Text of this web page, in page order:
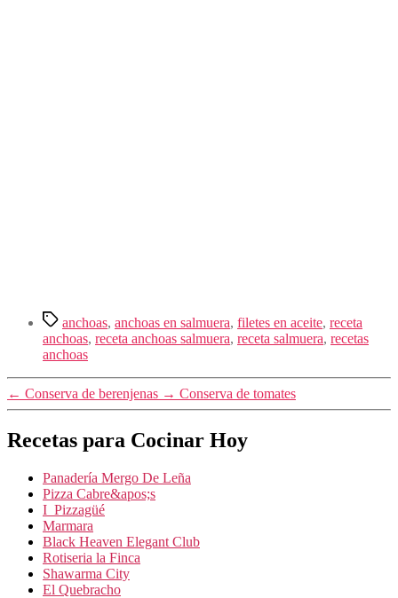
Etiquetas
anchoas, anchoas en salmuera, filetes en aceite, receta
anchoas, receta anchoas salmuera, receta salmuera, recetas
anchoas
← Conserva de berenjenas → Conserva de tomates
Recetas para Cocinar Hoy
Panadería Mergo De Leña
Pizza Cabre&apos;s
I ️ Pizzagüé
Marmara
Black Heaven Elegant Club
Rotiseria la Finca
Shawarma City
El Quebracho